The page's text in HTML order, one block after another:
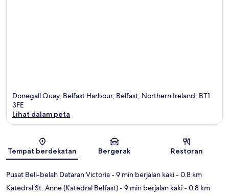
Donegall Quay, Belfast Harbour, Belfast, Northern Ireland, BT1
3FE
Lihat dalam peta
Tempat berdekatan Bergerak Restoran
Pusat Beli-belah Dataran Victoria- 9 min berjalan kaki- 0.8 km
Katedral St. Anne (Katedral Belfast)- 9 min berjalan kaki- 0.8 km